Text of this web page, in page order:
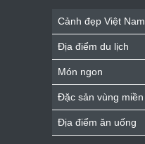
Cảnh đẹp Việt Nam
Địa điểm du lịch
Món ngon
Đặc sản vùng miền
Địa điểm ăn uống